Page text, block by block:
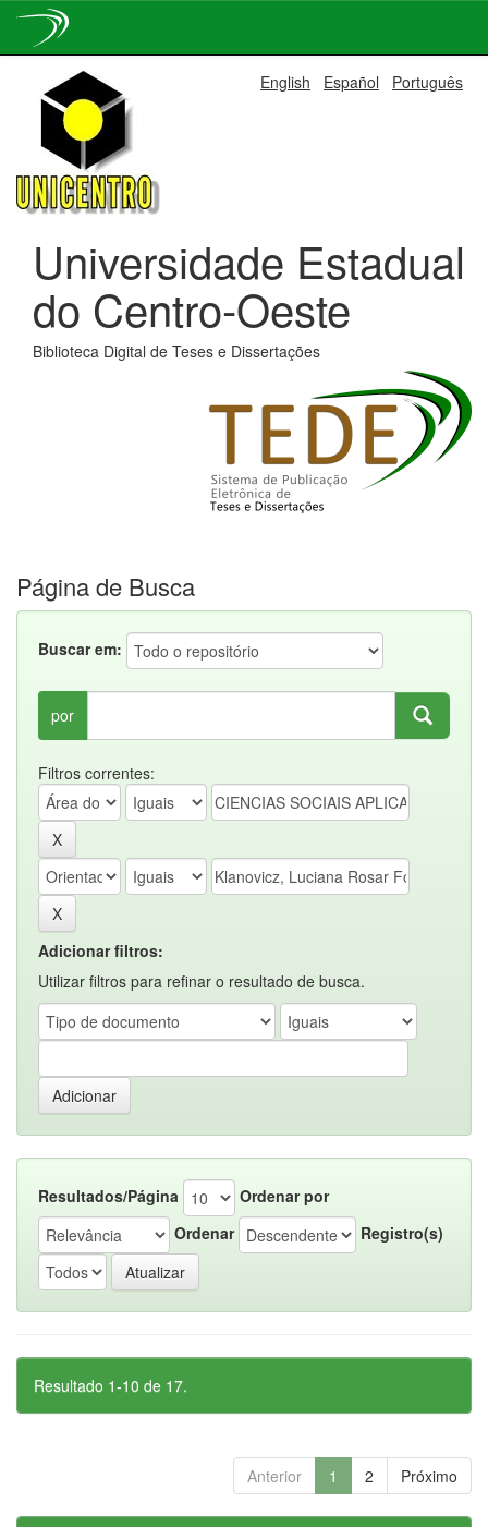
navigation
English Español Português
Universidade Estadual
do Centro-Oeste
Biblioteca Digital de Teses e Dissertações
Página de Busca
Buscar em:
por
Filtros correntes:
Adicionar filtros:
Utilizar filtros para refinar o resultado de busca.
Resultados/Página
Ordenar por
Ordenar
Registro(s)
Resultado 1-10 de 17.
Anterior 1 2 Próximo